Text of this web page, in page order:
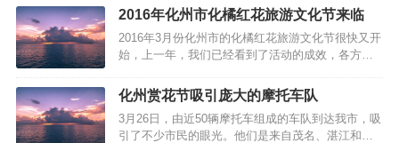
愈，以及市老领导卢定强、陈有毅、黄均雨、曾华
坤、陈红胜等出席仪式，并分别为获大赛金、银、
铜奖作者颁发奖金和证书。市文联主席李木天主持
了颁奖仪式。据悉，此次“化橘红杯…
2016年化州市化橘红花旅游文化节来临
2016年3月份化州市的化橘红花旅游文化节很快又开
始，上一年，我们已经看到了活动的成效，各方有
带来勃勃生机，给化州橘红产业带来名声远播。届
时橘红之家将继续为大家报道该节日，以及橘红花
的美景。…
化州赏花节吸引庞大的摩托车队
3月26日，由近50辆摩托车组成的车队到达我市，吸
引了不少市民的眼光。他们是来自茂名、湛江和化